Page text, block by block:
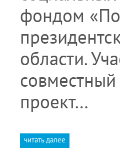
фондом
области.
проект…
читать далее